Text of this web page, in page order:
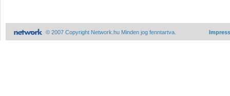
© 2007 Copyright Network.hu Minden jog fenntartva.